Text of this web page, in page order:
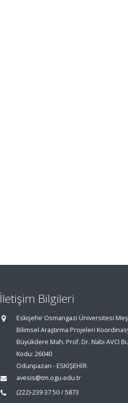
İletişim Bilgileri
Eskişehir Osmangazi Üniversitesi
Bilimsel Araştırma Projeleri
Büyükdere Mah. Prof. Dr. Nabi AVCI
Kodu: 26040
Odunpazarı - ESKİŞEHİR
avesis@tm.ogu.edu.tr
(222)-239 37 50 / 5873